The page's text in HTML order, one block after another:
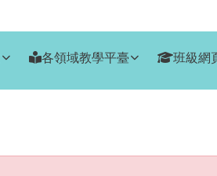
各領域教學平臺 班級網